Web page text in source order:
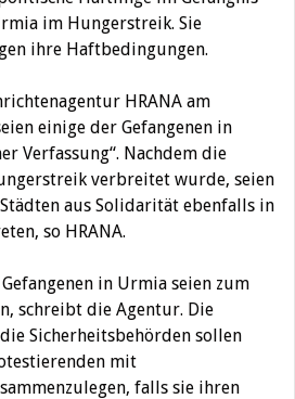
im Hungerstreik. Sie
ihre Haftbedingungen.
HRANA am
einige der Gefangenen in
Verfassung“. Nachdem die
verbreitet wurde, seien
aus Solidarität ebenfalls in
so HRANA.
in Urmia seien zum
schreibt die Agentur. Die
Sicherheitsbehörden sollen
mit
falls sie ihren